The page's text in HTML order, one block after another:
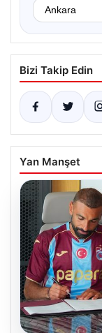
Bizi Takip Edin
Yan Manşet